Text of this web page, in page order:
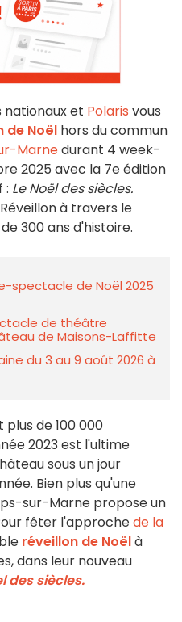
nationaux et Polaris vous
de Noël hors du commun
Marnedurant 4 week-
2025 avec la 7e édition
: Le Noël des siècles.
à travers le
300 ans d'histoire.
spectacle de Noël 2025
de théâtre
de Maisons-Laffitte
du 3 au 9 août 2026 à
de 100 000
2023 est l'ultime
sous un jour
Bien plus qu'une
sur-Marne propose un
fêter l'approchede la
réveillon de Noëlà
dans leur nouveau
des siècles.